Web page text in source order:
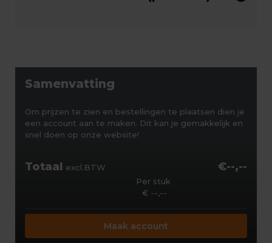
Samenvatting
Om prijzen te zien en bestellingen te plaatsen dien je
een account aan te maken. Dit kan je gemakkelijk en
snel doen op onze website!
Totaal excl.BTW €--,--
Per stuk
€ --,--
Maak account